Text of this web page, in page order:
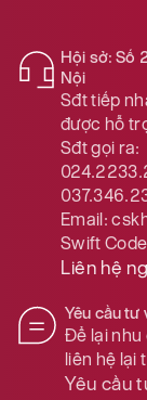
Hội sở: Số
Nội
Sđt tiếp
được hỗ
Sđt gọi ra:
Email:
Swift
Liên hệ
Yêu cầu tư
Để lại nhu
liên hệ lại
Yêu cầu